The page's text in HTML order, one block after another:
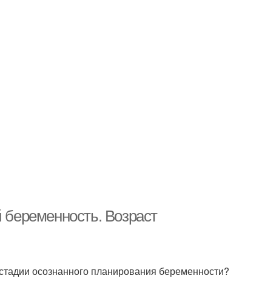
Возраст
осознанного планирования беременности?